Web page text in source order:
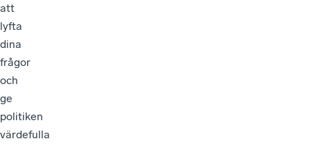
att
lyfta
dina
frågor
och
ge
politiken
värdefulla